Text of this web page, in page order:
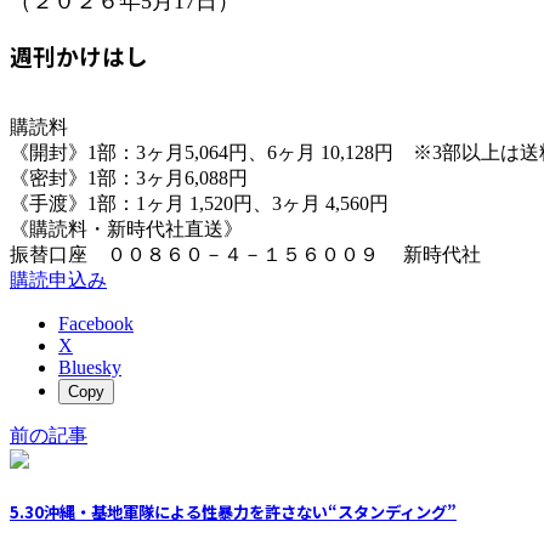
週刊かけはし
購読料
《開封》1部：3ヶ月5,064円、6ヶ月 10,128円 ※3部以上は送
《密封》1部：3ヶ月6,088円
《手渡》1部：1ヶ月 1,520円、3ヶ月 4,560円
《購読料・新時代社直送》
振替口座 ００８６０－４－１５６００９ 新時代社
購読申込み
Facebook
X
Bluesky
Copy
前の記事
5.30沖縄・基地軍隊による性暴力を許さない“スタンディング”